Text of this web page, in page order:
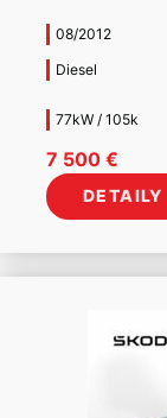
08/2012
Diesel
77kW / 105k
7 500 €
DETAILY